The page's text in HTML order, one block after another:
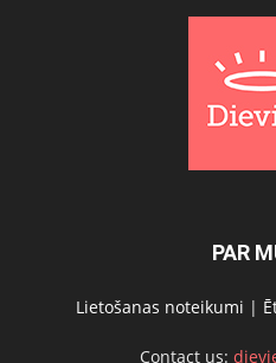
PAR
Lietošanas noteikumi |
Contact us: